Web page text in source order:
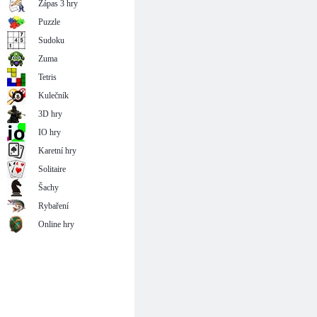
Zápas 3 hry
Puzzle
Sudoku
Zuma
Tetris
Kulečník
3D hry
IO hry
Karetní hry
Solitaire
Šachy
Rybaření
Online hry